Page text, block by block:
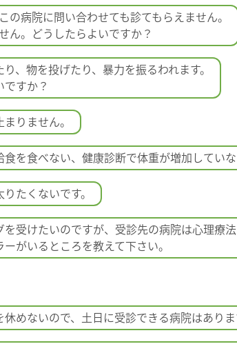
の病院に問い合わせても診てもらえません。
ん。どうしたらよいですか？
、物を投げたり、暴力を振るわれます。
ですか？
りません。
食を食べない、健康診断で体重が増加してい
たくないです。
を受けたいのですが、受診先の病院は心理療
がいるところを教えて下さい。
休めないので、土日に受診できる病院はありま